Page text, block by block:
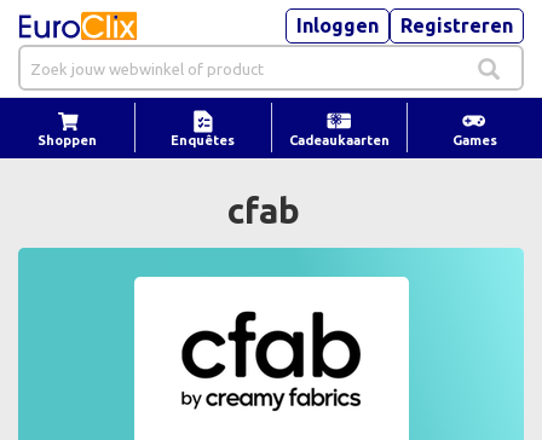
Inloggen Registreren
Shoppen Enquêtes Cadeaukaarten Games
cfab